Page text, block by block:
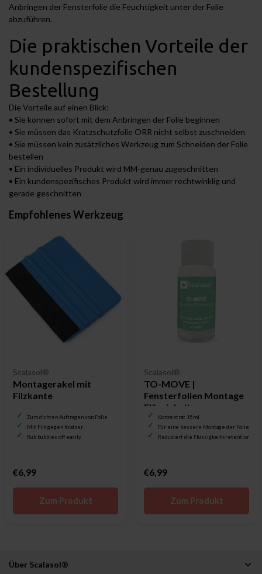
Anbringen der Fensterfolie die Feuchtigkeit unter der Folie
abzuführen.
Die praktischen Vorteile der
kundenspezifischen
Bestellung
Die Vorteile auf einen Blick:
• Sie können sofort mit dem Anbringen der Folie beginnen
• Sie müssen das Kratzschutzfolie ORR nicht selbst zuschneiden
• Sie müssen kein zusätzliches Werkzeug zum Schneiden der Folie
bestellen
• Ein individuelles Produkt wird MM-genau zugeschnitten
• Ein kundenspezifisches Produkt wird immer rechtwinklig und
gerade geschnitten
Empfohlenes Werkzeug
Scalasol®
Montagerakel mit
Filzkante
Zum dichten Auftragen von Folie
Mit Filz gegen Kratzer
Rub bubbles off easily
€6,99
Zum Produkt
Scalasol®
TO-MOVE |
Fensterfolien Montage
Flüssigkeit
Konzentrat 15 ml
Für eine bessere Montage der Folie
Reduziert die Flüssigkeitsretention
€6,99
Zum Produkt
Über Scalasol®